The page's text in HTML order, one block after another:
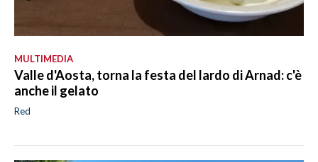
MULTIMEDIA
Valle d'Aosta, torna la festa del lardo di Arnad: c'è
anche il gelato
Red